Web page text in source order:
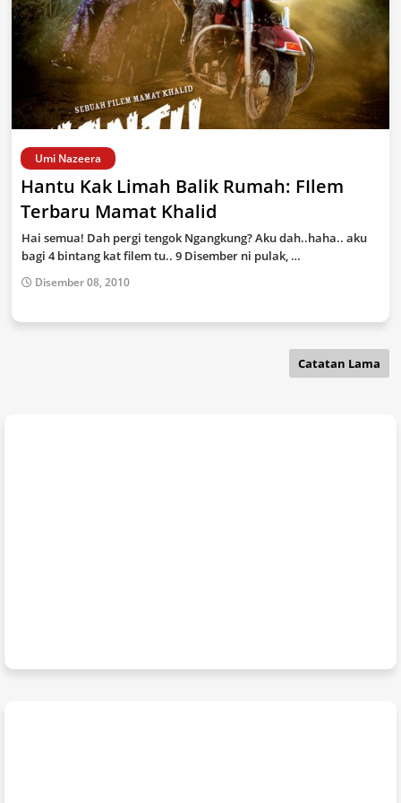
Umi Nazeera
Hantu Kak Limah Balik Rumah: FIlem
Terbaru Mamat Khalid
Hai semua! Dah pergi tengok Ngangkung? Aku dah..haha.. aku
bagi 4 bintang kat filem tu.. 9 Disember ni pulak, …
Disember 08, 2010
Catatan Lama